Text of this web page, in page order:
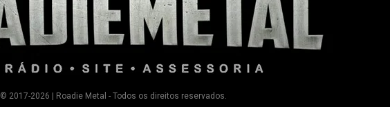
© 2017-2026 | Roadie Metal - Todos os direitos reservados.